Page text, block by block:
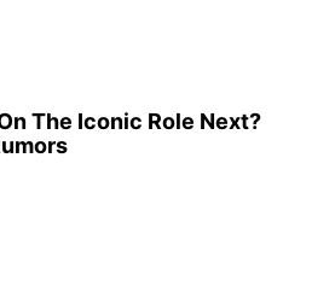
The Iconic Role Next?